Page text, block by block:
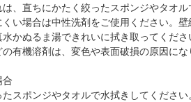
、直ちにかたく絞ったスポンジやタオ
い場合は中性洗剤をご使用ください。
かぬるま湯できれいに拭き取ってくださ
有機溶剤は、変色や表面破損の原因に
合
スポンジやタオルで水拭きしてくださ